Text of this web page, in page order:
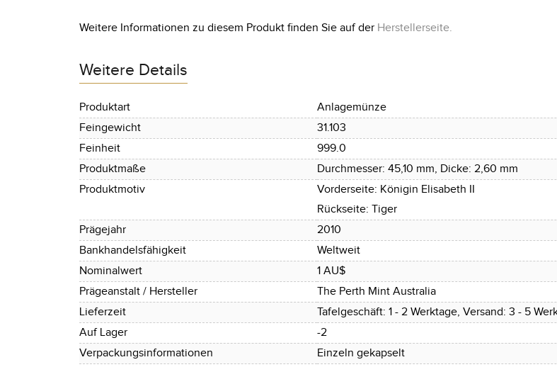
Weitere Informationen zu diesem Produkt finden Sie auf der Herstellerseite.
Weitere Details
Produktart
Anlagemünze
Feingewicht
31.103
Feinheit
999.0
Produktmaße
Durchmesser: 45,10 mm, Dicke: 2,60 mm
Produktmotiv
Vorderseite: Königin Elisabeth II
Rückseite: Tiger
Prägejahr
2010
Bankhandelsfähigkeit
Weltweit
Nominalwert
1 AU$
Prägeanstalt / Hersteller
The Perth Mint Australia
Lieferzeit
Tafelgeschäft: 1 - 2 Werktage, Versand: 3 - 5
Auf Lager
-2
Verpackungsinformationen
Einzeln gekapselt